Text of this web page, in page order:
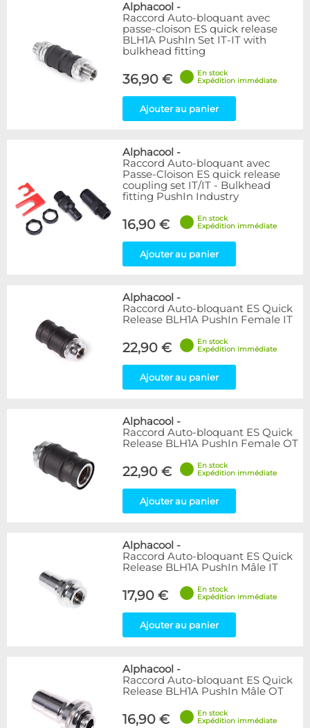
Alphacool -
Raccord Auto-bloquant avec
passe-cloison ES quick release
BLH1A PushIn Set IT-IT with
bulkhead fitting
36,90 €
En stock
Expédition immédiate
Ajouter au panier
Alphacool -
Raccord Auto-bloquant avec
Passe-Cloison ES quick release
coupling set IT/IT - Bulkhead
fitting PushIn Industry
16,90 €
En stock
Expédition immédiate
Ajouter au panier
Alphacool -
Raccord Auto-bloquant ES Quick
Release BLH1A PushIn Female IT
22,90 €
En stock
Expédition immédiate
Ajouter au panier
Alphacool -
Raccord Auto-bloquant ES Quick
Release BLH1A PushIn Female OT
22,90 €
En stock
Expédition immédiate
Ajouter au panier
Alphacool -
Raccord Auto-bloquant ES Quick
Release BLH1A PushIn Mâle IT
17,90 €
En stock
Expédition immédiate
Ajouter au panier
Alphacool -
Raccord Auto-bloquant ES Quick
Release BLH1A PushIn Mâle OT
16,90 €
En stock
Expédition immédiate